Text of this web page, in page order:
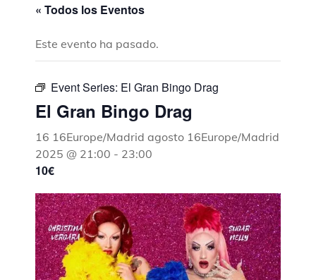
« Todos los Eventos
Este evento ha pasado.
Event Series: El Gran Bingo Drag
El Gran Bingo Drag
16 16Europe/Madrid agosto 16Europe/Madrid
2025 @ 21:00 - 23:00
10€